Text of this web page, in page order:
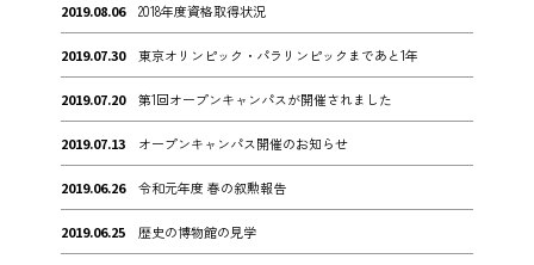
2019.08.06 2018年度資格取得状況
2019.07.30 東京オリンピック・パラリンピックまであと1年
2019.07.20 第1回オープンキャンパスが開催されました
2019.07.13 オープンキャンパス開催のお知らせ
2019.06.26 令和元年度 春の叙勲報告
2019.06.25 歴史の博物館の見学